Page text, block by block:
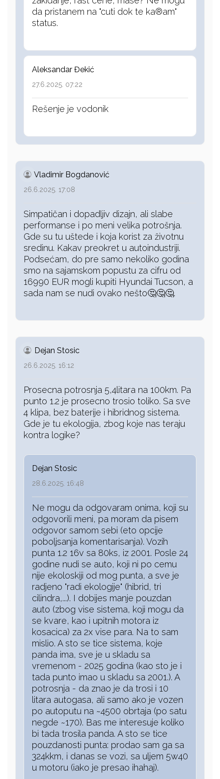
da pristanem na "cuti dok te ka®am"
status.
Aleksandar Đekić
27.6.2025. 07:22
Rešenje je vodonik
Vladimir Bogdanović
26.6.2025. 17:08
Simpatičan i dopadljiv dizajn, ali slabe
performanse i po meni velika potrošnja.
Gde su tu uštede i koja korist za životnu
sredinu. Kakav preokret u autoindustriji.
Podsećam, do pre samo nekoliko godina
smo na sajamskom popustu za cifru od
16990 EUR mogli kupiti Hyundai Tucson, a
sada nam se nudi ovako nešto🤔🤔🤔.
Dejan Stosic
26.6.2025. 16:12
Prosecna potrosnja 5,4litara na 100km. Pa
punto 1.2 je prosecno trosio toliko. Sa sve
4 klipa, bez baterije i hibridnog sistema.
Gde je tu ekologija, zbog koje nas teraju
kontra logike?
Dejan Stosic
28.6.2025. 16:48
Ne mogu da odgovaram onima, koji su
odgovorili meni, pa moram da pisem
odgovor samom sebi (eto opcije
poboljsanja komentarisanja). Vozih
punta 1.2 16v sa 80ks, iz 2001. Posle 24
godine nudi se auto, koji ni po cemu
nije ekoloskiji od mog punta, a sve je
radjeno "radi ekologije" (hibrid, tri
cilindra,...). I dobijes manje pouzdan
auto (zbog vise sistema, koji mogu da
se kvare, kao i upitnih motora iz
kosacica) za 2x vise para. Na to sam
mislio. A sto se tice sistema, koje
panda ima, sve je u skladu sa
vremenom - 2025 godina (kao sto je i
tada punto imao u skladu sa 2001.). A
potrosnja - da znao je da trosi i 10
litara autogasa, ali samo ako je vozen
po autoputu na ~4500 obrtaja (po satu
negde ~170). Bas me interesuje koliko
bi tada trosila panda. A sto se tice
pouzdanosti punta: prodao sam ga sa
324kkm, i danas se vozi, sa uljem 5w40
u motoru (iako je presao ihahaj).